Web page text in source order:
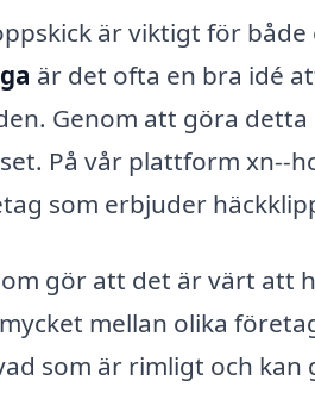
är viktigt för
är det ofta en bra idé
Genom att göra
På vår plattform xn--
som erbjuder
gör att det är värt att
mellan olika
som är rimligt och